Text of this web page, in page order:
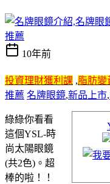
推薦
10年前
投資理財獲利課 ,脂肪變
推薦 名牌眼鏡,新品上市,
綠綠你看看
這個YSL-時
尚太陽眼鏡
(共2色)。超
棒的啦！！